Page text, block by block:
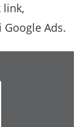
link,
Ads.